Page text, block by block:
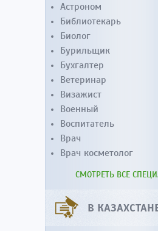
Астроном
Библиотекарь
Биолог
Бурильщик
Бухгалтер
Ветеринар
Визажист
Военный
Воспитатель
Врач
Врач косметолог
СМОТРЕТЬ ВСЕ
В